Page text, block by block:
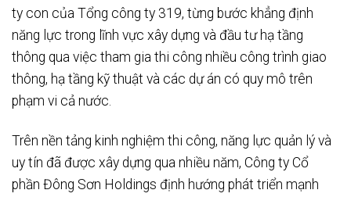
ty con của Tổng công ty 319, từng bước khẳng định
năng lực trong lĩnh vực xây dựng và đầu tư hạ tầng
thông qua việc tham gia thi công nhiều công trình giao
thông, hạ tầng kỹ thuật và các dự án có quy mô trên
phạm vi cả nước.
Trên nền tảng kinh nghiệm thi công, năng lực quản lý và
uy tín đã được xây dựng qua nhiều năm, Công ty Cổ
phần Đông Sơn Holdings định hướng phát triển mạnh